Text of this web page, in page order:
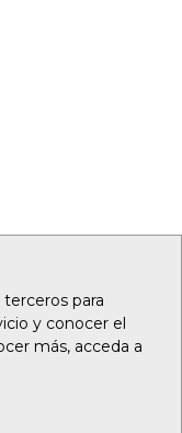
para
y conocer el
más, acceda a